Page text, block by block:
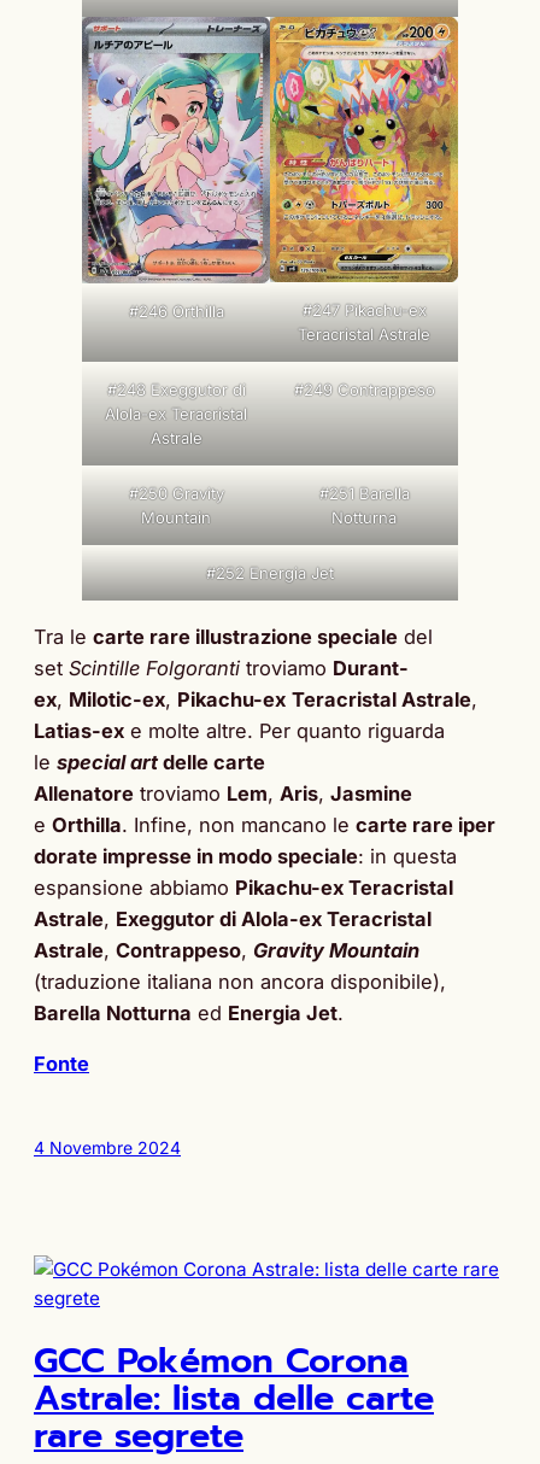
#246 Orthilla
#247 Pikachu-ex
Teracristal Astrale
#248 Exeggutor di
Alola-ex Teracristal
Astrale
#249 Contrappeso
#250 Gravity
Mountain
#251 Barella
Notturna
#252 Energia Jet
Tra le carte rare illustrazione speciale del
set Scintille Folgoranti troviamo Durant-
ex, Milotic-ex, Pikachu-ex Teracristal Astrale,
Latias-ex e molte altre. Per quanto riguarda
le special artdelle carte
Allenatore troviamo Lem, Aris, Jasmine
e Orthilla. Infine, non mancano le carte rare iper
dorate impresse in modo speciale: in questa
espansione abbiamo Pikachu-ex Teracristal
Astrale, Exeggutor di Alola-ex Teracristal
Astrale, Contrappeso, Gravity Mountain
(traduzione italiana non ancora disponibile),
Barella Notturna ed Energia Jet.
Fonte
4 Novembre 2024
GCC Pokémon Corona
Astrale: lista delle carte
rare segrete